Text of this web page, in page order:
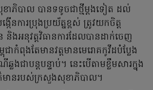
ាភិបាល បានទទូចជាថ្មីម្ដងទៀត ដល់
កើនការប្រុងប្រយ័ត្នខ្ពស់ ត្រូវយកចិត្ត
និងអនុវត្តវិធានការដែលបានដាក់ចេញ
ាកំពុងតែមានវត្តមានមេរោគកូវីដបំប្លែង
លងជាបន្តបន្ទាប់។ នេះបើតាមខ្លឹមសារក្នុង
មានរបស់ក្រសួងសុខាភិបាល។